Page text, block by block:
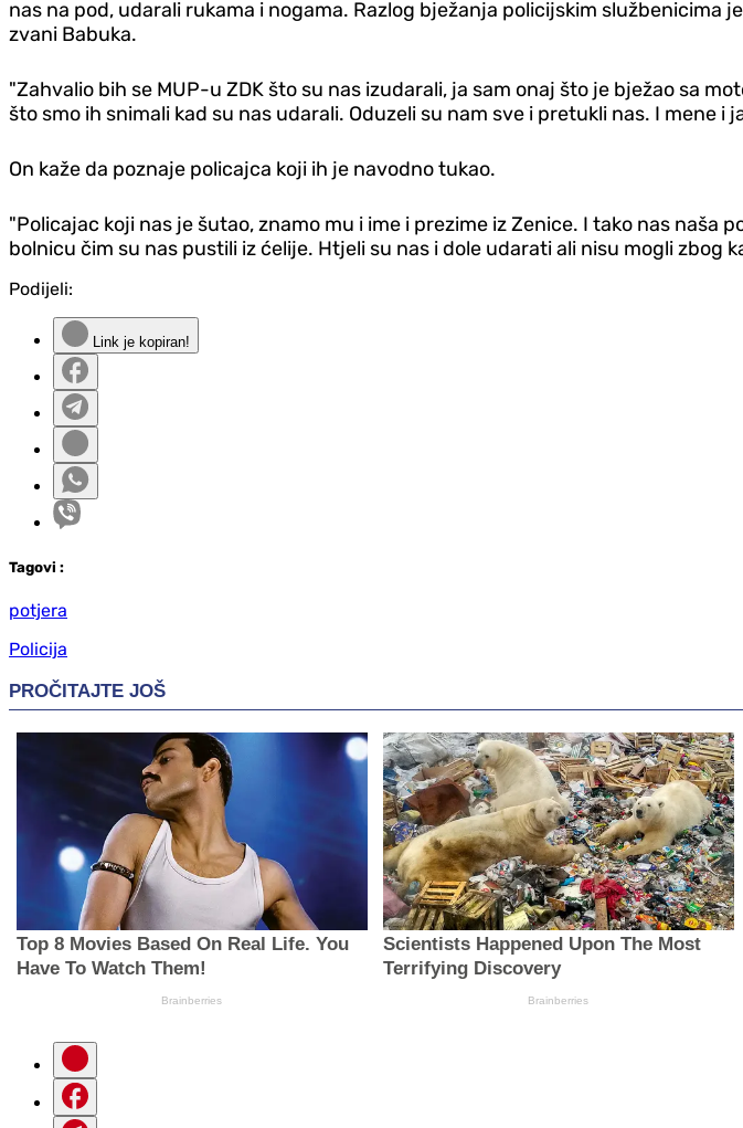
nas na pod, udarali rukama i nogama. Razlog bježanja policijskim službenicima
zvani Babuka.
"Zahvalio bih se MUP-u ZDK što su nas izudarali, ja sam onaj što je bježao sa
što smo ih snimali kad su nas udarali. Oduzeli su nam sve i pretukli nas. I mene i
On kaže da poznaje policajca koji ih je navodno tukao.
"Policajac koji nas je šutao, znamo mu i ime i prezime iz Zenice. I tako nas
bolnicu čim su nas pustili iz ćelije. Htjeli su nas i dole udarati ali nisu mogli zbog
Podijeli:
Link je kopiran!
Tagovi :
potjera
Policija